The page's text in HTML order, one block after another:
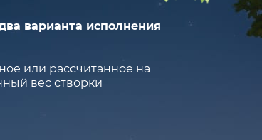
варианта исполнения
или рассчитанное на
вес створки